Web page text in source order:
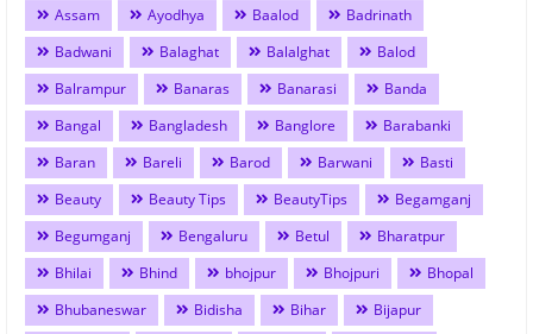
Assam
Ayodhya Baalod
Badrinath
Badwani
Balaghat Balalghat
Balod
Balrampur
Banaras Banarasi
Banda
Bangal
Bangladesh Banglore
Barabanki
Baran
Bareli Barod Barwani
Basti
Beauty
Beauty Tips BeautyTips
Begamganj
Begumganj
Bengaluru Betul
Bharatpur
Bhilai
Bhind bhojpur Bhojpuri
Bhopal
Bhubaneswar
Bidisha Bihar
Bijapur